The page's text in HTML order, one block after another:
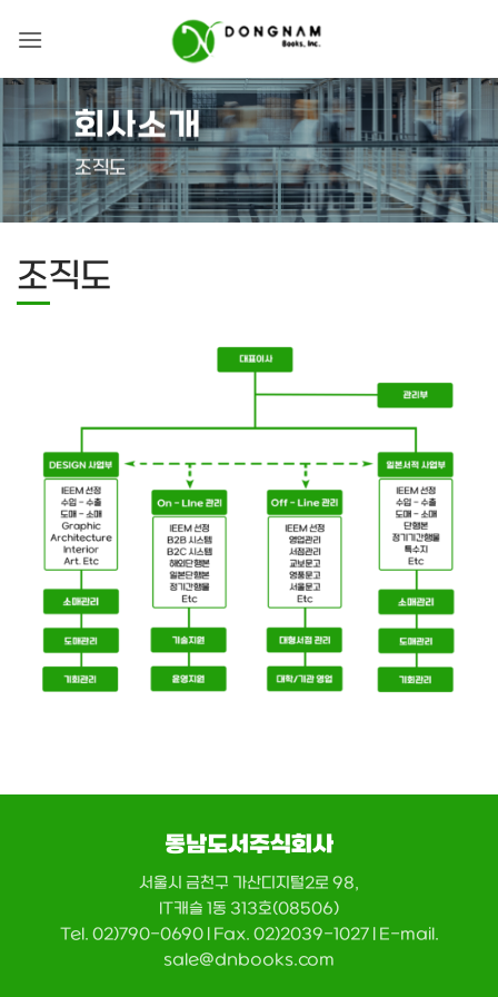
to
회사소개
조직도
조직도
동남도서주식회사
서울시 금천구 가산디지털2로 98,
IT캐슬 1동 313호(08506)
Tel. 02)790-0690 | Fax. 02)2039-1027 | E-mail.
sale@dnbooks.com